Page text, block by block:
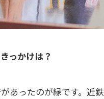
っかけは？
あったのが縁です。近